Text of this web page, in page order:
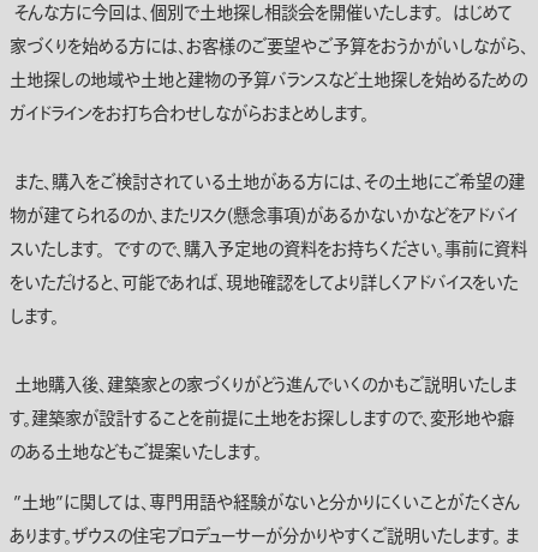
そんな方に今回は、個別で土地探し相談会を開催いたします。 はじめて
家づくりを始める方には、お客様のご要望やご予算をおうかがいしながら、
土地探しの地域や土地と建物の予算バランスなど土地探しを始めるための
ガイドラインをお打ち合わせしながらおまとめします。
また、購入をご検討されている土地がある方には、その土地にご希望の建
物が建てられるのか、またリスク(懸念事項)があるかないかなどをアドバイ
スいたします。 ですので、購入予定地の資料をお持ちください。事前に資料
をいただけると、可能であれば、現地確認をしてより詳しくアドバイスをいた
します。
土地購入後、建築家との家づくりがどう進んでいくのかもご説明いたしま
す。建築家が設計することを前提に土地をお探ししますので、変形地や癖
のある土地などもご提案いたします。
”土地”に関しては、専門用語や経験がないと分かりにくいことがたくさん
あります。ザウスの住宅プロデューサーが分かりやすくご説明いたします。 ま